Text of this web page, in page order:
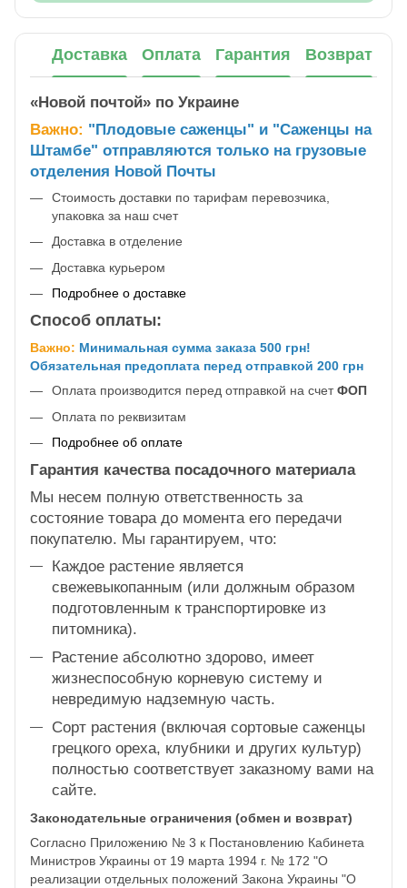
Доставка Оплата Гарантия Возврат
«Новой почтой» по Украине
Важно: "Плодовые саженцы" и "Саженцы на
Штамбе" отправляются только на грузовые
отделения Новой Почты
Стоимость доставки по тарифам перевозчика,
упаковка за наш счет
Доставка в отделение
Доставка курьером
Подробнее о доставке
Способ оплаты:
Важно: Минимальная сумма заказа 500 грн!
Обязательная предоплата перед отправкой 200 грн
Оплата производится перед отправкой на счетФОП
Оплата по реквизитам
Подробнее об оплате
Гарантия качества посадочного материала
Мы несем полную ответственность за
состояние товара до момента его передачи
покупателю. Мы гарантируем, что:
Каждое растение является
свежевыкопанным (или должным образом
подготовленным к транспортировке из
питомника).
Растение абсолютно здорово, имеет
жизнеспособную корневую систему и
невредимую надземную часть.
Сорт растения (включая сортовые саженцы
грецкого ореха, клубники и других культур)
полностью соответствует заказному вами на
сайте.
Законодательные ограничения (обмен и возврат)
Согласно Приложению № 3 к Постановлению Кабинета
Министров Украины от 19 марта 1994 г. № 172 "О
реализации отдельных положений Закона Украины "О